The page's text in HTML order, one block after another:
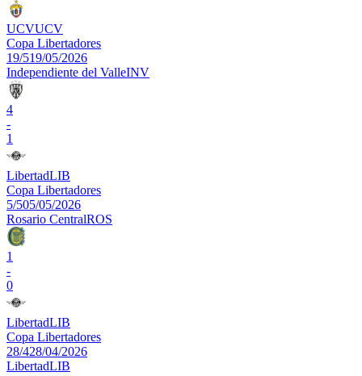
UCVUCV
Copa Libertadores
19/519/05/2026
Independiente del ValleINV
4
-
1
LibertadLIB
Copa Libertadores
5/505/05/2026
Rosario CentralROS
1
-
0
LibertadLIB
Copa Libertadores
28/428/04/2026
LibertadLIB